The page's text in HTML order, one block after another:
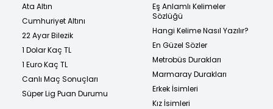
Ata Altın
Cumhuriyet Altını
22 Ayar Bilezik
1 Dolar Kaç TL
1 Euro Kaç TL
Canlı Maç Sonuçları
Süper Lig Puan Durumu
Eş Anlamlı Kelimeler
Sözlüğü
Hangi Kelime Nasıl Yazılır?
En Güzel Sözler
Metrobüs Durakları
Marmaray Durakları
Erkek İsimleri
Kız İsimleri